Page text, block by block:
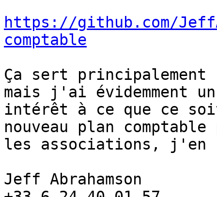
https://github.com/
comptable
Ça sert principalement
mais j'ai évidemment un
intérêt à ce que ce
nouveau plan comptable
les associations, j'en
Jeff Abrahamson